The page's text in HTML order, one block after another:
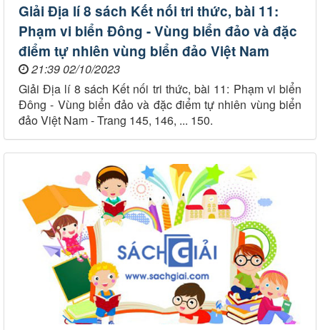
Giải Địa lí 8 sách Kết nối tri thức, bài 11:
Phạm vi biển Đông - Vùng biển đảo và đặc
điểm tự nhiên vùng biển đảo Việt Nam
21:39 02/10/2023
Giải Địa lí 8 sách Kết nối tri thức, bài 11: Phạm vi biển
Đông - Vùng biển đảo và đặc điểm tự nhiên vùng biển
đảo Việt Nam - Trang 145, 146, ... 150.